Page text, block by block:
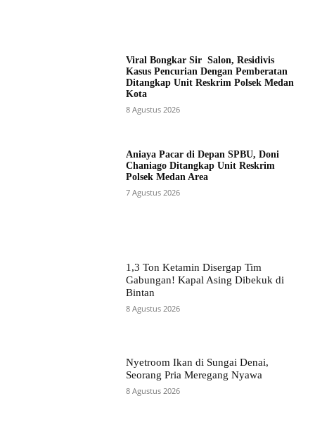
Viral Bongkar Sir Salon, Residivis
Kasus Pencurian Dengan Pemberatan
Ditangkap Unit Reskrim Polsek Medan
Kota
8 Agustus 2026
Aniaya Pacar di Depan SPBU, Doni
Chaniago Ditangkap Unit Reskrim
Polsek Medan Area
7 Agustus 2026
1,3 Ton Ketamin Disergap Tim
Gabungan! Kapal Asing Dibekuk di
Bintan
8 Agustus 2026
Nyetroom Ikan di Sungai Denai,
Seorang Pria Meregang Nyawa
8 Agustus 2026